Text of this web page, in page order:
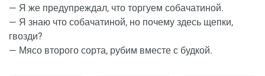
— Я же предупреждал, что торгуем собачатиной.
— Я знаю что собачатиной, но почему здесь щепки,
гвозди?
— Мясо второго сорта, рубим вместе с будкой.